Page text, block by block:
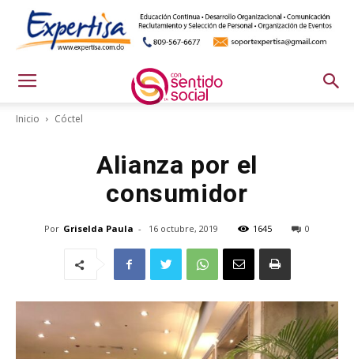
Inicio Cóctel
Alianza por el
consumidor
Por Griselda Paula - 16 octubre, 2019 1645 0